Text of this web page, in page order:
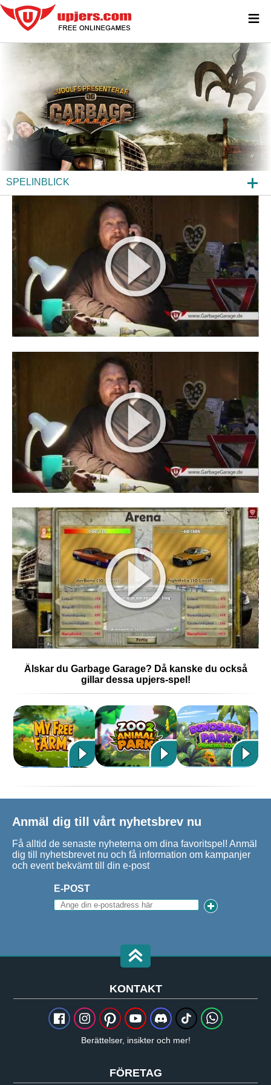
GARBAGE GARAGE
NYHETER
SPELINBLICK
Älskar du Garbage Garage? Då kanske du också
gillar dessa upjers-spel!
Anmäl dig till vårt nyhetsbrev nu
Få alltid de senaste nyheterna om dina favoritspel! Anmäl
dig till nyhetsbrevet nu och få information om kampanjer
och event bekvämt till din e-post
E-POST
KONTAKT
Berättelser, insikter och mer!
FÖRETAG
≡